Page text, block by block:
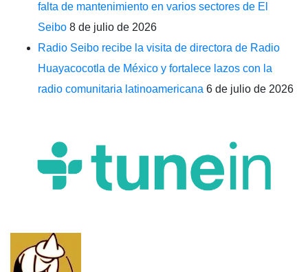
falta de mantenimiento en varios sectores de El
Seibo 8 de julio de 2026
Radio Seibo recibe la visita de directora de Radio
Huayacocotla de México y fortalece lazos con la
radio comunitaria latinoamericana 6 de julio de 2026